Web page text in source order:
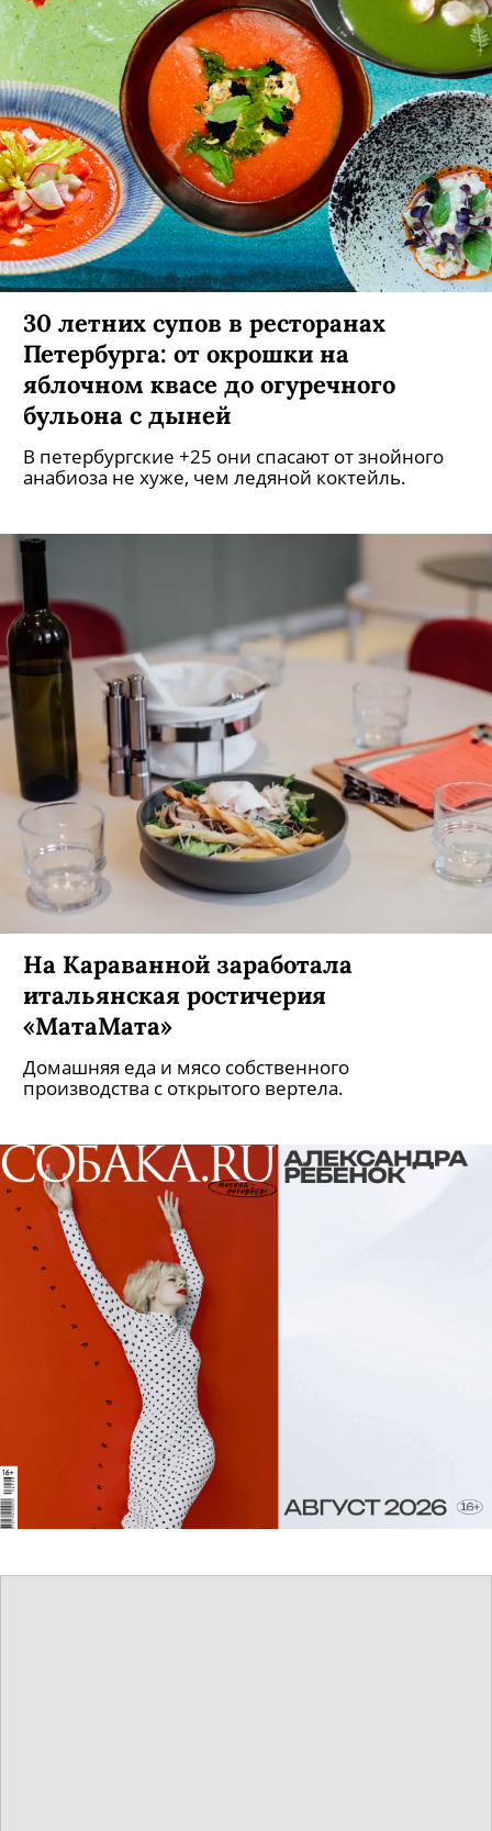
30 летних супов в ресторанах
Петербурга: от окрошки на
яблочном квасе до огуречного
бульона с дыней
В петербургские +25 они спасают от знойного
На Караванной заработала
итальянская ростичерия
Домашняя еда и мясо собственного